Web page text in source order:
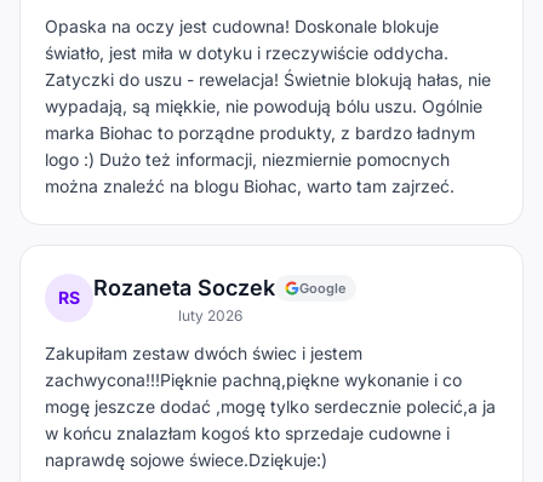
Opaska na oczy jest cudowna! Doskonale blokuje
światło, jest miła w dotyku i rzeczywiście oddycha.
Zatyczki do uszu - rewelacja! Świetnie blokują hałas, nie
wypadają, są miękkie, nie powodują bólu uszu. Ogólnie
marka Biohac to porządne produkty, z bardzo ładnym
logo :) Dużo też informacji, niezmiernie pomocnych
można znaleźć na blogu Biohac, warto tam zajrzeć.
RS Rozaneta Soczek Google
luty 2026
Zakupiłam zestaw dwóch świec i jestem
zachwycona!!!Pięknie pachną,piękne wykonanie i co
mogę jeszcze dodać ,mogę tylko serdecznie polecić,a ja
w końcu znalazłam kogoś kto sprzedaje cudowne i
naprawdę sojowe świece.Dziękuje:)